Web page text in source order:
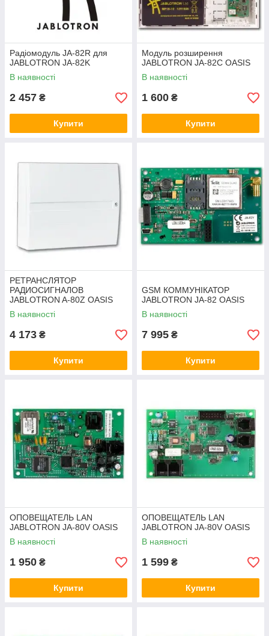
Радіомодуль JA-82R для
JABLOTRON JA-82K
В наявності
2 457 ₴
Купити
Модуль розширення
JABLOTRON JA-82C OASIS
В наявності
1 600 ₴
Купити
РЕТРАНСЛЯТОР
РАДИОСИГНАЛОВ
JABLOTRON A-80Z OASIS
В наявності
4 173 ₴
Купити
GSM КОММУНІКАТОР
JABLOTRON JA-82 OASIS
В наявності
7 995 ₴
Купити
ОПОВЕЩАТЕЛЬ LAN
JABLOTRON JA-80V OASIS
В наявності
1 950 ₴
Купити
ОПОВЕЩАТЕЛЬ LAN
JABLOTRON JA-80V OASIS
В наявності
1 599 ₴
Купити